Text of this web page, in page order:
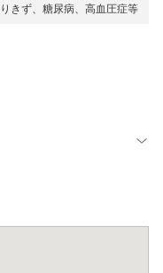
きず、糖尿病、高血圧症等